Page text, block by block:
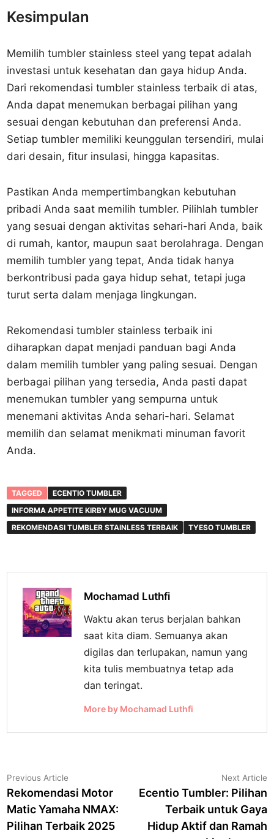
Kesimpulan
Memilih tumbler stainless steel yang tepat adalah
investasi untuk kesehatan dan gaya hidup Anda.
Dari rekomendasi tumbler stainless terbaik di atas,
Anda dapat menemukan berbagai pilihan yang
sesuai dengan kebutuhan dan preferensi Anda.
Setiap tumbler memiliki keunggulan tersendiri, mulai
dari desain, fitur insulasi, hingga kapasitas.
Pastikan Anda mempertimbangkan kebutuhan
pribadi Anda saat memilih tumbler. Pilihlah tumbler
yang sesuai dengan aktivitas sehari-hari Anda, baik
di rumah, kantor, maupun saat berolahraga. Dengan
memilih tumbler yang tepat, Anda tidak hanya
berkontribusi pada gaya hidup sehat, tetapi juga
turut serta dalam menjaga lingkungan.
Rekomendasi tumbler stainless terbaik ini
diharapkan dapat menjadi panduan bagi Anda
dalam memilih tumbler yang paling sesuai. Dengan
berbagai pilihan yang tersedia, Anda pasti dapat
menemukan tumbler yang sempurna untuk
menemani aktivitas Anda sehari-hari. Selamat
memilih dan selamat menikmati minuman favorit
Anda.
TAGGED
ECENTIO TUMBLER
INFORMA APPETITE KIRBY MUG VACUUM
REKOMENDASI TUMBLER STAINLESS TERBAIK
TYESO TUMBLER
Mochamad Luthfi
Waktu akan terus berjalan bahkan
saat kita diam. Semuanya akan
digilas dan terlupakan, namun yang
kita tulis membuatnya tetap ada
dan teringat.
More by Mochamad Luthfi
Navigasi
pos
Previous Article
article:
Rekomendasi Motor
Matic Yamaha NMAX:
Pilihan Terbaik 2025
Next Article
Ecentio Tumbler: Pilihan
Terbaik untuk Gaya
Hidup Aktif dan Ramah